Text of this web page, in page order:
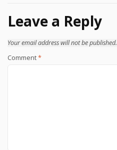
Leave a Reply
Your email address will not be published.
Comment*